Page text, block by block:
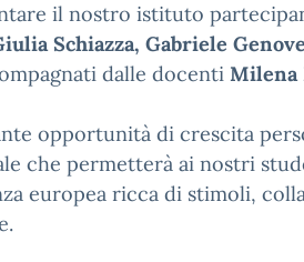
il nostro istituto
Schiazza, Gabriele
dalle docenti
opportunità di crescita
che permetterà ai nostri
europea ricca di stimoli,